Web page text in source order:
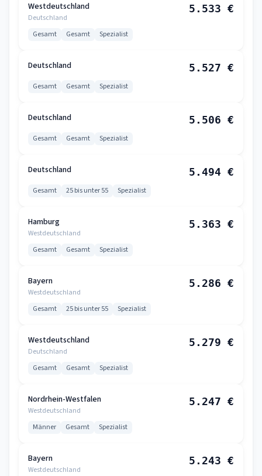
Westdeutschland
Deutschland
5.533 €
Gesamt Gesamt Spezialist
Deutschland 5.527 €
Gesamt Gesamt Spezialist
Deutschland 5.506 €
Gesamt Gesamt Spezialist
Deutschland 5.494 €
Gesamt 25 bis unter 55 Spezialist
Hamburg
Westdeutschland
5.363 €
Gesamt Gesamt Spezialist
Bayern
Westdeutschland
5.286 €
Gesamt 25 bis unter 55 Spezialist
Westdeutschland
Deutschland
5.279 €
Gesamt Gesamt Spezialist
Nordrhein-Westfalen
Westdeutschland
5.247 €
Männer Gesamt Spezialist
Bayern
Westdeutschland
5.243 €